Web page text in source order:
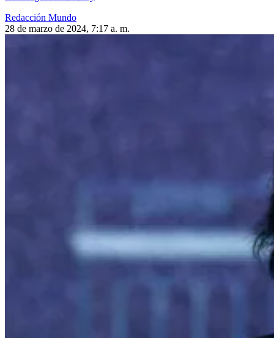
Redacción Mundo
28 de marzo de 2024, 7:17 a. m.